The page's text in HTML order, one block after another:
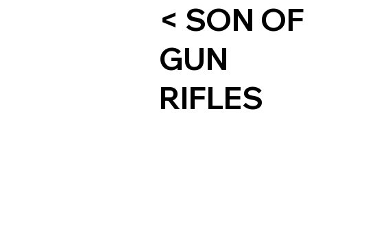
< SON OF
GUN
RIFLES